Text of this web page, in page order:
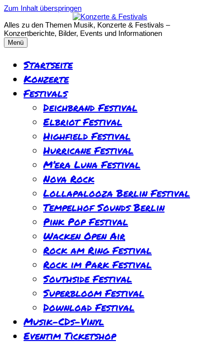
Zum Inhalt überspringen
Alles zu den Themen Musik, Konzerte & Festivals –
Konzertberichte, Bilder, Events und Informationen
Menü
Startseite
Konzerte
Festivals
Deichbrand Festival
Elbriot Festival
Highfield Festival
Hurricane Festival
M’era Luna Festival
Nova Rock
Lollapalooza Berlin Festival
Tempelhof Sounds Berlin
Pink Pop Festival
Wacken Open Air
Rock am Ring Festival
Rock im Park Festival
Southside Festival
Superbloom Festival
Download Festival
Musik-CDs-Vinyl
Eventim Ticketshop